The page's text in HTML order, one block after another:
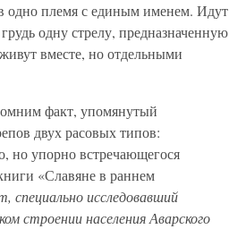
одно племя с единым именем. Идут
одну стрелу, предназначенную
вместе, но отдельными
факт, упомянутый
двух расовых типов:
но упорно встречающегося
«Славяне в раннем
специально исследовавший
строении населения Аварского